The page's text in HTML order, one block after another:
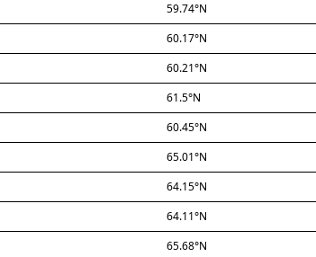
59.74°N
60.17°N
60.21°N
61.5°N
60.45°N
65.01°N
64.15°N
64.11°N
65.68°N